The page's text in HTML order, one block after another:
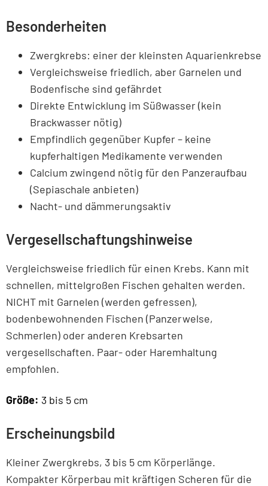
Besonderheiten
Zwergkrebs: einer der kleinsten Aquarienkrebse
Vergleichsweise friedlich, aber Garnelen und
Bodenfische sind gefährdet
Direkte Entwicklung im Süßwasser (kein
Brackwasser nötig)
Empfindlich gegenüber Kupfer – keine
kupferhaltigen Medikamente verwenden
Calcium zwingend nötig für den Panzeraufbau
(Sepiaschale anbieten)
Nacht- und dämmerungsaktiv
Vergesellschaftungshinweise
Vergleichsweise friedlich für einen Krebs. Kann mit
schnellen, mittelgroßen Fischen gehalten werden.
NICHT mit Garnelen (werden gefressen),
bodenbewohnenden Fischen (Panzerwelse,
Schmerlen) oder anderen Krebsarten
vergesellschaften. Paar- oder Haremhaltung
empfohlen.
Größe: 3 bis 5 cm
Erscheinungsbild
Kleiner Zwergkrebs, 3 bis 5 cm Körperlänge.
Kompakter Körperbau mit kräftigen Scheren für die